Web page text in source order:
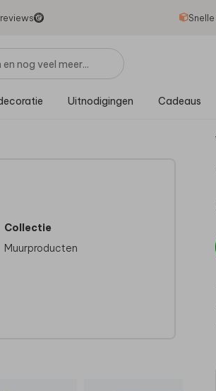
Uitnodigingen Cadeaus
Collectie
Muurproducten